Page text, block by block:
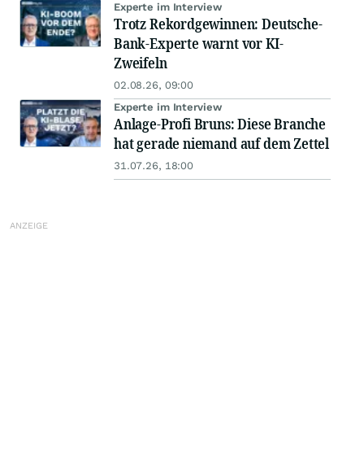
Experte im Interview
Trotz Rekordgewinnen: Deutsche-
Bank-Experte warnt vor KI-
Zweifeln
02.08.26, 09:00
Experte im Interview
Anlage-Profi Bruns: Diese Branche
hat gerade niemand auf dem Zettel
31.07.26, 18:00